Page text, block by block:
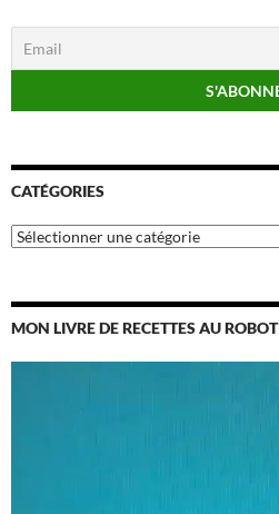
CATÉGORIES
Catégories
MON LIVRE DE RECETTES AU ROBOT